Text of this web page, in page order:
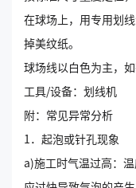
在球场上，用专用划
掉美纹纸。
球场线以白色为主，
工具/设备：划线机
附：常见异常分析
1．起泡或针孔现象
a)施工时气温过高：